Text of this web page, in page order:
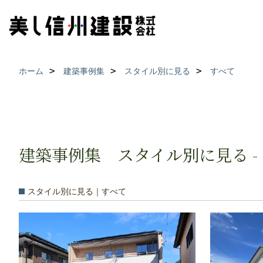
ホーム 建築事例集 スタイル別に見る すべて
建築事例集 スタイル別に見る -
スタイル別に見る｜すべて